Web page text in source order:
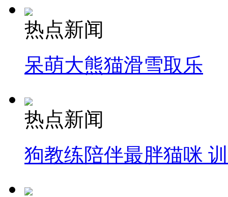
热点新闻
呆萌大熊猫滑雪取乐
热点新闻
狗教练陪伴最胖猫咪